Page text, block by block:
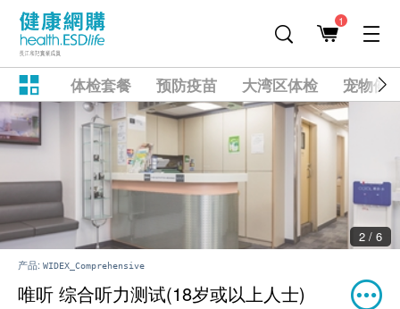
1
体检套餐 预防疫苗 大湾区体检 宠物健
2 / 6
产品: WIDEX_Comprehensive
唯听 综合听力测试(18岁或以上人士)